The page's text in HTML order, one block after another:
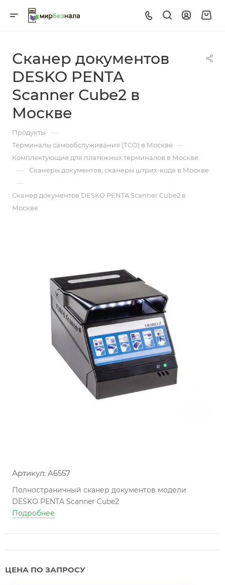
Сканер документов
DESKO PENTA
Scanner Cube2 в
Москве
Продукты —
Терминалы самообслуживания (ТСО) в Москве —
Комплектующие для платежных терминалов в Москве
— Сканеры документов, сканеры штрих-кода в Москве
—
Сканер документов DESKO PENTA Scanner Cube2 в
Москве
Артикул: A6557
Полностраничный сканер документов модели
DESKO PENTA Scanner Cube2
Подробнее
ЦЕНА ПО ЗАПРОСУ